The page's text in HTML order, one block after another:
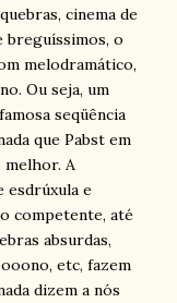
cinema de
breguíssimos, o
melodramático,
Ou seja, um
seqüência
que Pabst em
melhor. A
esdrúxula e
competente, até
absurdas,
etc, fazem
dizem a nós